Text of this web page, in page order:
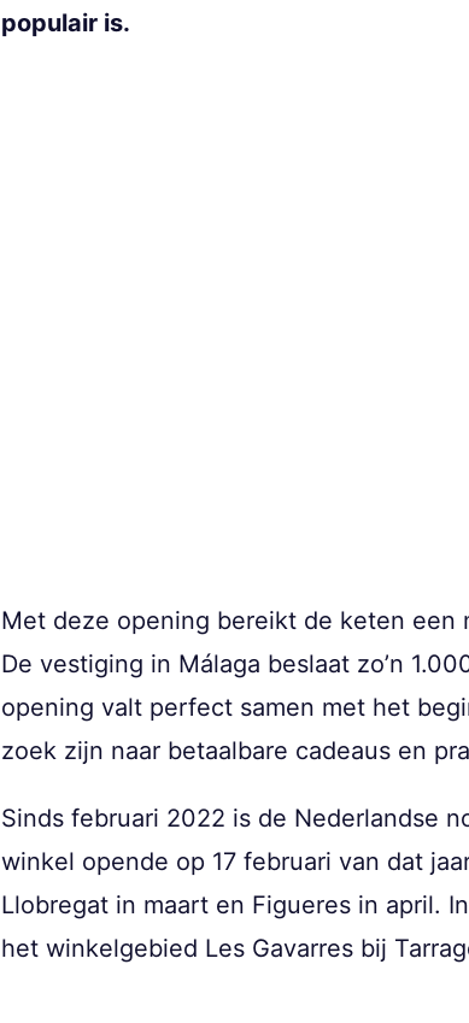
populair is.
Met deze opening bereikt de keten een
De vestiging in Málaga beslaat zo’n
opening valt perfect samen met het
zoek zijn naar betaalbare cadeaus en
Sinds februari 2022 is de Nederlandse
winkel opende op 17 februari van dat
Llobregat in maart en Figueres in april.
het winkelgebied Les Gavarres bij